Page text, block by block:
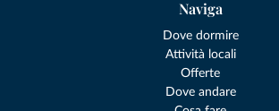
Naviga
Dove dormire
Attività locali
Offerte
Dove andare